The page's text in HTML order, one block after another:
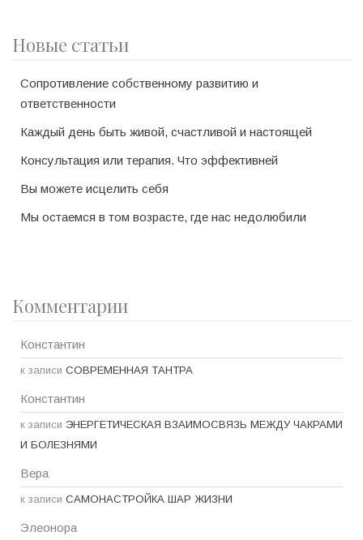
Новые статьи
Сопротивление собственному развитию и
ответственности
Каждый день быть живой, счастливой и настоящей
Консультация или терапия. Что эффективней
Вы можете исцелить себя
Мы остаемся в том возрасте, где нас недолюбили
Комментарии
Константин
к записи СОВРЕМЕННАЯ ТАНТРА
Константин
к записи ЭНЕРГЕТИЧЕСКАЯ ВЗАИМОСВЯЗЬ МЕЖДУ ЧАКРАМИ
И БОЛЕЗНЯМИ
Вера
к записи САМОНАСТРОЙКА ШАР ЖИЗНИ
Элеонора